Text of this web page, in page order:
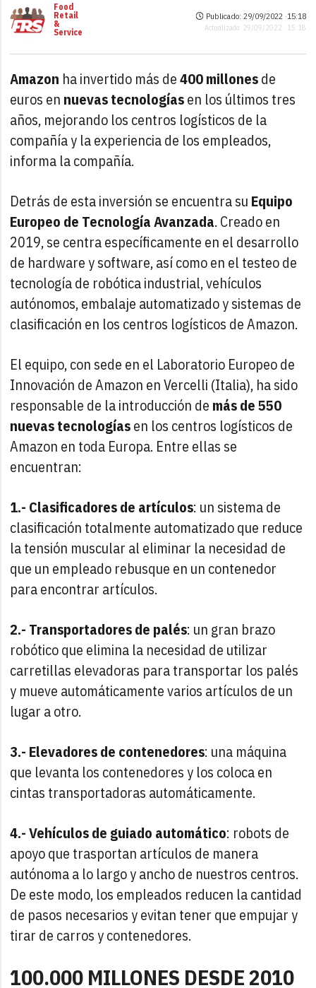
Food
Retail
&
Service
Publicado: 29/09/2022 ·15:18
Actualizado: 29/09/2022 · 15:18
Amazon ha invertido más de400 millonesde
euros en nuevas tecnologíasen los últimos tres
años, mejorando los centros logísticos de la
compañía y la experiencia de los empleados,
informa la compañía.
Detrás de esta inversión se encuentra su Equipo
Europeo de Tecnología Avanzada. Creado en
2019, se centra específicamente en el desarrollo
de hardware y software, así como en el testeo de
tecnología de robótica industrial, vehículos
autónomos, embalaje automatizado y sistemas de
clasificación en los centros logísticos de Amazon.
El equipo, con sede en el Laboratorio Europeo de
Innovación de Amazon en Vercelli (Italia), ha sido
responsable de la introducción de más de 550
nuevas tecnologíasen los centros logísticos de
Amazon en toda Europa. Entre ellas se
encuentran:
1.- Clasificadores de artículos: un sistema de
clasificación totalmente automatizado que reduce
la tensión muscular al eliminar la necesidad de
que un empleado rebusque en un contenedor
para encontrar artículos.
2.- Transportadores de palés: un gran brazo
robótico que elimina la necesidad de utilizar
carretillas elevadoras para transportar los palés
y mueve automáticamente varios artículos de un
lugar a otro.
3.- Elevadores de contenedores: una máquina
que levanta los contenedores y los coloca en
cintas transportadoras automáticamente.
4.- Vehículos de guiado automático: robots de
apoyo que trasportan artículos de manera
autónoma a lo largo y ancho de nuestros centros.
De este modo, los empleados reducen la cantidad
de pasos necesarios y evitan tener que empujar y
tirar de carros y contenedores.
100.000 MILLONES DESDE 2010